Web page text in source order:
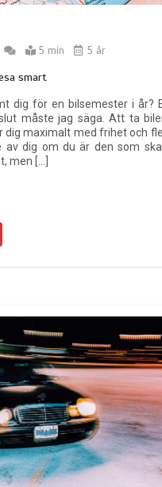
5 min 5 år
smart
dig för en bilsemester i år?
måste jag säga. Att ta
dig maximalt med frihet och
av dig om du är den som
men […]